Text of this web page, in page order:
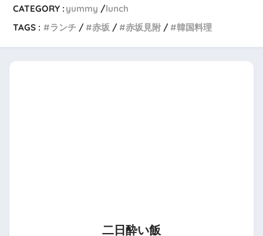
CATEGORY : yummy
lunch
TAGS :
ランチ 赤坂 赤坂見附 韓国料理
二日酔い飯